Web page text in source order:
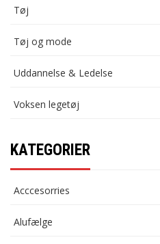
Tøj
Tøj og mode
Uddannelse & Ledelse
Voksen legetøj
KATEGORIER
Acccesorries
Alufælge